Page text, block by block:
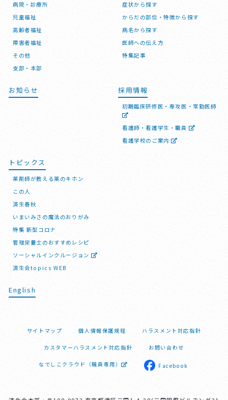
病院・診療所
児童福祉
高齢者福祉
障害者福祉
その他
支部・本部
症状から探す
からだの部位・特徴から探す
病名から探す
医師への伝え方
特集記事
お知らせ 採用情報
初期臨床研修医・専攻医・常勤医師
看護師・看護学生・職員
看護学校のご案内
トピックス
薬剤師が教える薬のキホン
この人
済生春秋
いまいみさの魔法のおりがみ
特集 新型コロナ
管理栄養士のおすすめレシピ
ソーシャルインクルージョン
済生会topics WEB
English
サイトマップ 個人情報保護規程 ハラスメント対応指針
カスタマーハラスメント対応指針 お問い合わせ
なでしこクラウド（職員専用） Facebook